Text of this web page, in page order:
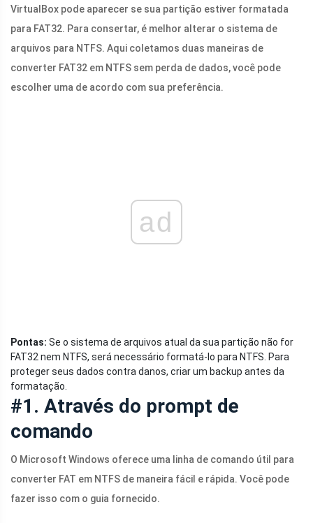
VirtualBox pode aparecer se sua partição estiver formatada
para FAT32. Para consertar, é melhor alterar o sistema de
arquivos para NTFS. Aqui coletamos duas maneiras de
converter FAT32 em NTFS sem perda de dados, você pode
escolher uma de acordo com sua preferência.
ad
Pontas: Se o sistema de arquivos atual da sua partição não for
FAT32 nem NTFS, será necessário formatá-lo para NTFS. Para
proteger seus dados contra danos, criar um backup antes da
formatação.
#1. Através do prompt de
comando
O Microsoft Windows oferece uma linha de comando útil para
converter FAT em NTFS de maneira fácil e rápida. Você pode
fazer isso com o guia fornecido.